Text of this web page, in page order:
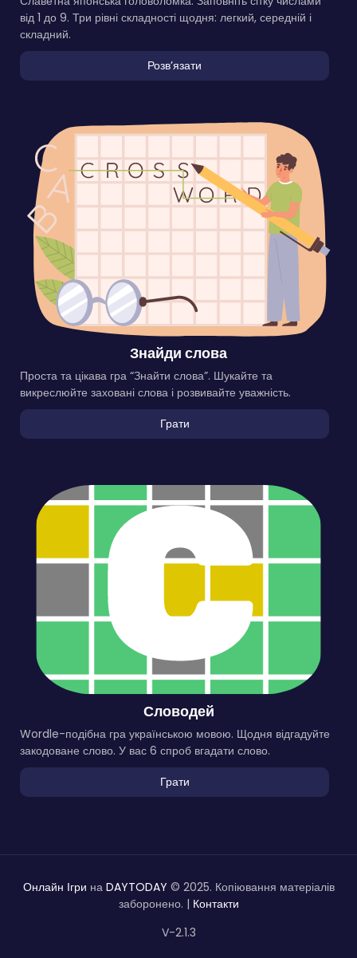
від 1 до 9. Три рівні складності щодня: легкий, середній і
складний.
Розвʼязати
Знайди слова
Проста та цікава гра “Знайти слова”. Шукайте та
викреслюйте заховані слова і розвивайте уважність.
Грати
Словодей
Wordle-подібна гра українською мовою. Щодня відгадуйте
закодоване слово. У вас 6 спроб вгадати слово.
Грати
Онлайн Ігри на DAYTODAY © 2025. Копіювання матеріалів
заборонено. | Контакти
V-2.1.3